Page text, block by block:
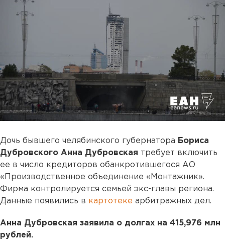
Дочь бывшего челябинского губернатора Бориса
Дубровского Анна Дубровская требует включить
ее в число кредиторов обанкротившегося АО
«Производственное объединение «Монтажник».
Фирма контролируется семьей экс-главы региона.
Данные появились в картотеке арбитражных дел.
Анна Дубровская заявила о долгах на 415,976 млн
рублей.